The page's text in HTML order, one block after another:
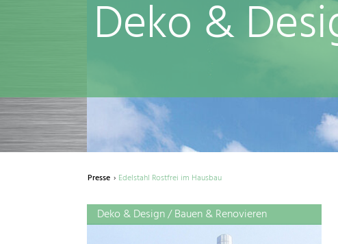
Deko &
Presse Edelstahl Rostfrei im Hausbau
Deko & Design / Bauen & Renovieren